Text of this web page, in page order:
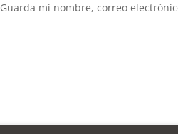
Guarda mi nombre, correo